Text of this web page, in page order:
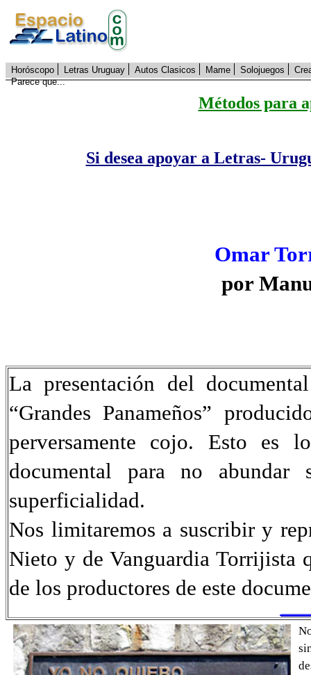
Horóscopo Letras Uruguay Autos Clasicos Mame Solojuegos
Parece que...
Métodos para
Si desea apoyar a Letras-
Omar
por
La presentación del
“Grandes Panameños”
perversamente cojo. Esto es
documental para no abundar
superficialidad.
Nos limitaremos a suscribir y
Nieto y de Vanguardia Torrijista
de los productores de este